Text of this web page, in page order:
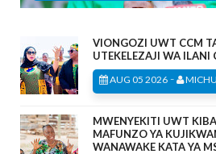
VIONGOZI UWT CCM
UTEKELEZAJI WA ILANI
AUG 05 2026 -
MWENYEKITI UWT
MAFUNZO YA
WANAWAKE KATA YA